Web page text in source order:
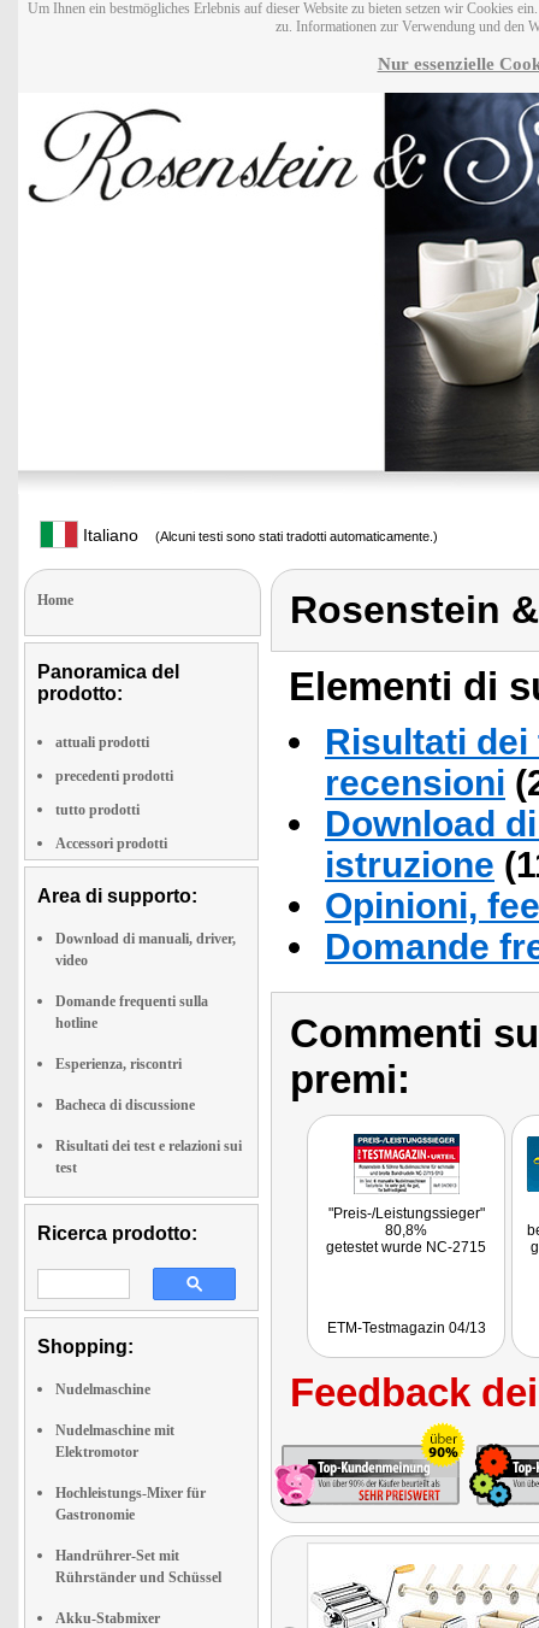
Um Ihnen ein bestmögliches Erlebnis auf dieser Website zu bieten setzen wir Cookies
zu. Informationen zur Verwendung und den
Nur essenzielle
Italiano (Alcuni testi sono stati tradotti automaticamente.)
Home
Panoramica del
prodotto:
attuali prodotti
precedenti prodotti
tutto prodotti
Accessori prodotti
Area di supporto:
Download di manuali, driver,
video
Domande frequenti sulla
hotline
Esperienza, riscontri
Bacheca di discussione
Risultati dei test e relazioni sui
test
Ricerca prodotto:
Shopping:
Nudelmaschine
Nudelmaschine mit
Elektromotor
Hochleistungs-Mixer für
Gastronomie
Handrührer-Set mit
Rührständer und Schüssel
Akku-Stabmixer
Rosenstein
Elementi di
Risultati
recensioni
Download
istruzione
Opinioni,
Domande
Commenti
premi:
"Preis-/Leistungssieger"
80,8%
getestet wurde NC-2715
ETM-Testmagazin 04/13
Feedback